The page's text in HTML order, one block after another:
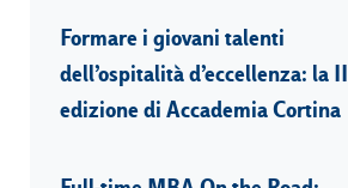
Formare i giovani talenti
dell’ospitalità d’eccellenza: la II
edizione di Accademia Cortina